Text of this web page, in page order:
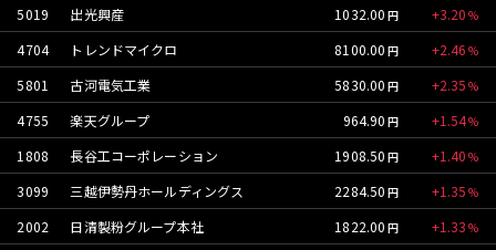
5019
出光興産 1032.00
3.20
4704
トレンドマイクロ 8100.00
2.46
5801
古河電気工業 5830.00
2.35
4755
楽天グループ 964.90
1.54
1808
長谷工コーポレーション 1908.50
1.40
3099
三越伊勢丹ホールディングス 2284.50
1.35
2002
日清製粉グループ本社 1822.00
1.33